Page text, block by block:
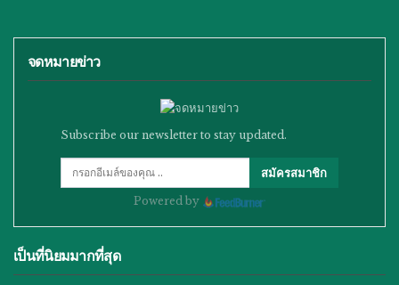
จดหมายข่าว
Subscribe our newsletter to stay updated.
สมัครสมาชิก
Powered by
เป็นที่นิยมมากที่สุด